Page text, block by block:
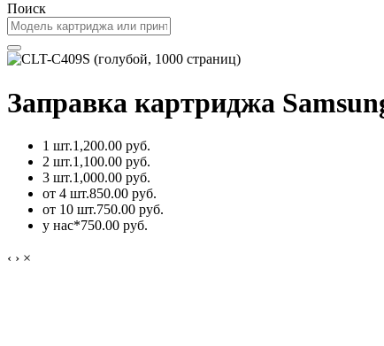
Поиск
Заправка картриджа
1 шт.1,200.00 руб.
2 шт.1,100.00 руб.
3 шт.1,000.00 руб.
от 4 шт.850.00 руб.
от 10 шт.750.00 руб.
у нас*750.00 руб.
‹ › ×